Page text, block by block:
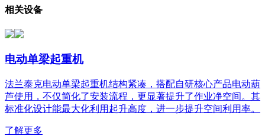
相关设备
电动单梁起重机
法兰泰克电动单梁起重机结构紧凑，搭配自研核心产品电动葫
芦使用，不仅简化了安装流程，更显著提升了作业净空间。其
标准化设计能最大化利用起升高度，进一步提升空间利用率。
了解更多